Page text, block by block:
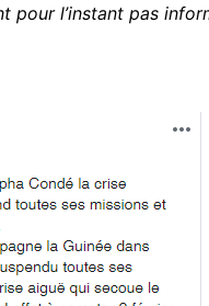
pour l’instant pas